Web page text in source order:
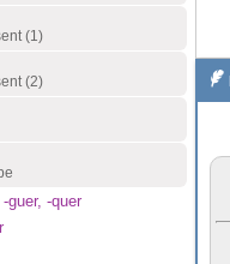
(1)
(2)
guer, -quer
